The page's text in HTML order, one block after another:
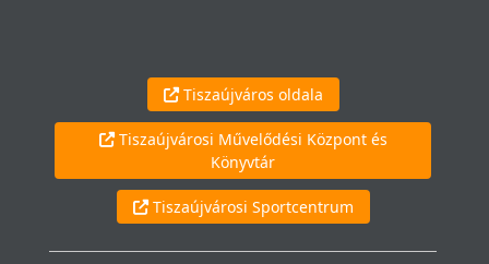
Tiszaújváros oldala
Tiszaújvárosi Művelődési Központ és
Könyvtár
Tiszaújvárosi Sportcentrum